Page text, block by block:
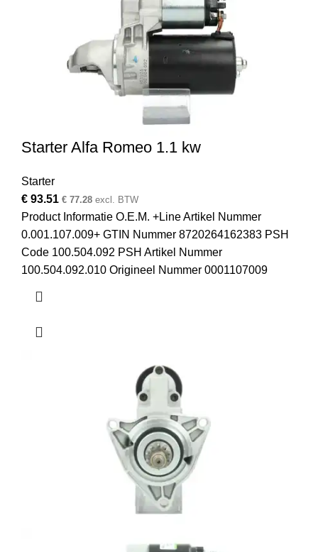
Starter Alfa Romeo 1.1 kw
Starter
€ 93.51 € 77.28 excl. BTW
Product Informatie O.E.M. +Line Artikel Nummer
0.001.107.009+ GTIN Nummer 8720264162383 PSH
Code 100.504.092 PSH Artikel Nummer
100.504.092.010 Origineel Nummer 0001107009